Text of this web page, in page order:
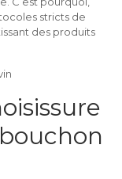
stricts de
des produits